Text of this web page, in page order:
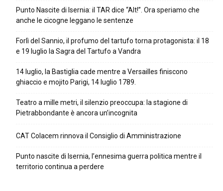
Punto Nascite di Isernia: il TAR dice “Alt!”. Ora speriamo che
anche le cicogne leggano le sentenze
Forlì del Sannio, il profumo del tartufo torna protagonista: il 18
e 19 luglio la Sagra del Tartufo a Vandra
14 luglio, la Bastiglia cade mentre a Versailles finiscono
ghiaccio e mojito Parigi, 14 luglio 1789.
Teatro a mille metri, il silenzio preoccupa: la stagione di
Pietrabbondante è ancora un’incognita
CAT Colacem rinnova il Consiglio di Amministrazione
Punto nascite di Isernia, l’ennesima guerra politica mentre il
territorio continua a perdere